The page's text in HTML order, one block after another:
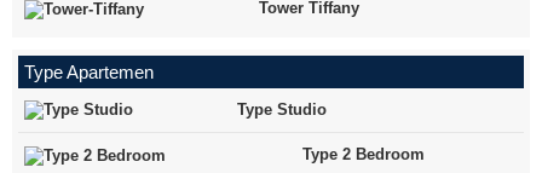
Tower Tiffany
Type Apartemen
Type Studio
Type 2 Bedroom